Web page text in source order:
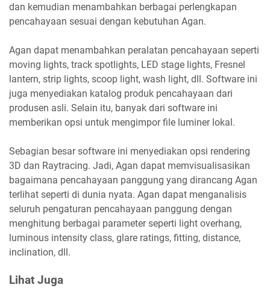
dan kemudian menambahkan berbagai perlengkapan
pencahayaan sesuai dengan kebutuhan Agan.
Agan dapat menambahkan peralatan pencahayaan seperti
moving lights, track spotlights, LED stage lights, Fresnel
lantern, strip lights, scoop light, wash light, dll. Software ini
juga menyediakan katalog produk pencahayaan dari
produsen asli. Selain itu, banyak dari software ini
memberikan opsi untuk mengimpor file luminer lokal.
Sebagian besar software ini menyediakan opsi rendering
3D dan Raytracing. Jadi, Agan dapat memvisualisasikan
bagaimana pencahayaan panggung yang dirancang Agan
terlihat seperti di dunia nyata. Agan dapat menganalisis
seluruh pengaturan pencahayaan panggung dengan
menghitung berbagai parameter seperti light overhang,
luminous intensity class, glare ratings, fitting, distance,
inclination, dll.
Lihat Juga